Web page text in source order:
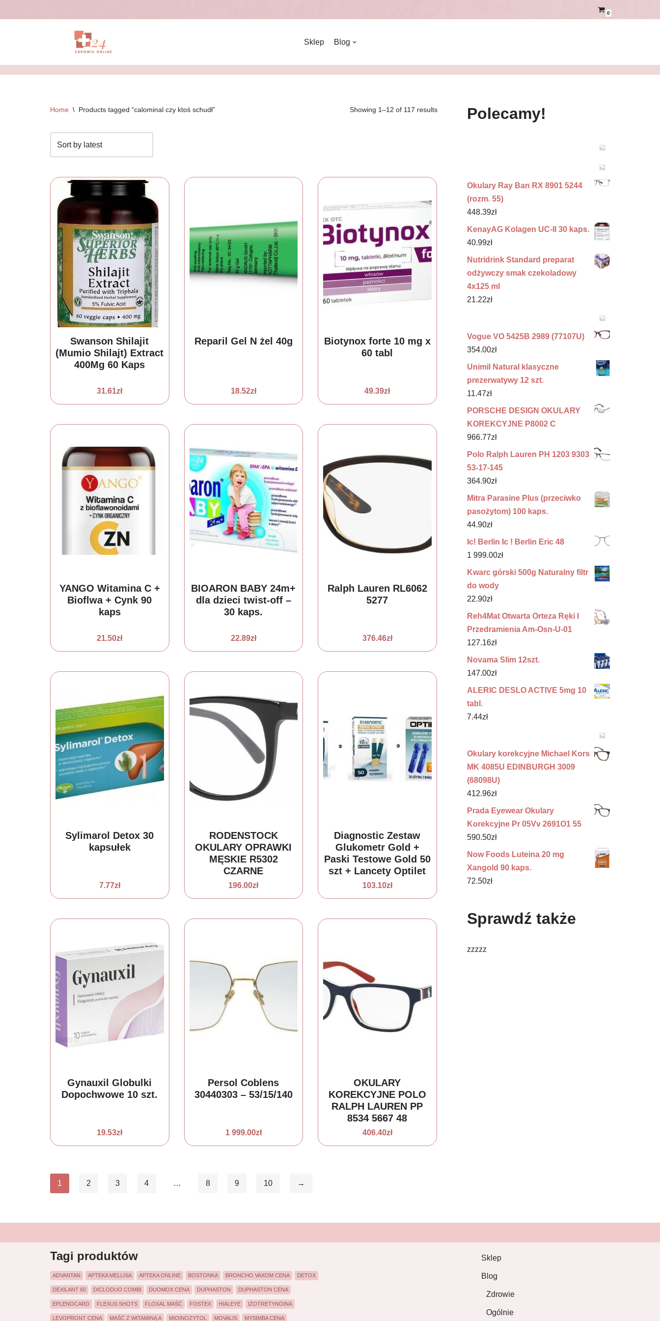
0
Sklep Blog
Home \ Products tagged “calominal czy ktoś schudł” Showing 1–12 of 117 results
Swanson Shilajit
(Mumio Shilajt) Extract
400Mg 60 Kaps
31.61zł
Reparil Gel N żel 40g
18.52zł
Biotynox forte 10 mg x
60 tabl
49.39zł
YANGO Witamina C +
Bioflwa + Cynk 90
kaps
21.50zł
BIOARON BABY 24m+
dla dzieci twist-off –
30 kaps.
22.89zł
Ralph Lauren RL6062
5277
376.46zł
Sylimarol Detox 30
kapsułek
7.77zł
RODENSTOCK
OKULARY OPRAWKI
MĘSKIE R5302
CZARNE
4044709308209
196.00zł
Diagnostic Zestaw
Glukometr Gold +
Paski Testowe Gold 50
szt + Lancety Optilet
50 szt
103.10zł
Gynauxil Globulki
Dopochwowe 10 szt.
19.53zł
Persol Coblens
30440303 – 53/15/140
1 999.00zł
OKULARY
KOREKCYJNE POLO
RALPH LAUREN PP
8534 5667 48
406.40zł
1 2 3 4 … 8 9 10 →
Polecamy!
Okulary Ray Ban RX 8901 5244
(rozm. 55)
448.39zł
KenayAG Kolagen UC-II 30 kaps.
40.99zł
Nutridrink Standard preparat
odżywczy smak czekoladowy
4x125 ml
21.22zł
Vogue VO 5425B 2989 (77107U)
354.00zł
Unimil Natural klasyczne
prezerwatywy 12 szt.
11.47zł
PORSCHE DESIGN OKULARY
KOREKCYJNE P8002 C
966.77zł
Polo Ralph Lauren PH 1203 9303
53-17-145
364.90zł
Mitra Parasine Plus (przeciwko
pasożytom) 100 kaps.
44.90zł
Ic! Berlin Ic ! Berlin Eric 48
1 999.00zł
Kwarc górski 500g Naturalny filtr
do wody
22.90zł
Reh4Mat Otwarta Orteza Ręki I
Przedramienia Am-Osn-U-01
127.16zł
Novama Slim 12szt.
147.00zł
ALERIC DESLO ACTIVE 5mg 10
tabl.
7.44zł
Okulary korekcyjne Michael Kors
MK 4085U EDINBURGH 3009
(68098U)
412.96zł
Prada Eyewear Okulary
Korekcyjne Pr 05Vv 2691O1 55
590.50zł
Now Foods Luteina 20 mg
Xangold 90 kaps.
72.50zł
Sprawdź także
zzzzz
Tagi produktów
ADVANTAN APTEKA MELLISA APTEKA ONLINE BOSTONKA BRONCHO VAXOM CENA DETOX
DEXILANT 60 DICLODUO COMBI DUOMOX CENA DUPHASTON DUPHASTON CENA
EPLENOCARD FLEXUS SHOTS FLOXAL MAŚĆ FOSTEX HIALEYE IZOTRETYNOINA
LEVOPRONT CENA MAŚĆ Z WITAMINĄ A MIOINOZYTOL MOVALIS MYSIMBA CENA
Sklep
Blog
Zdrowie
Ogólnie